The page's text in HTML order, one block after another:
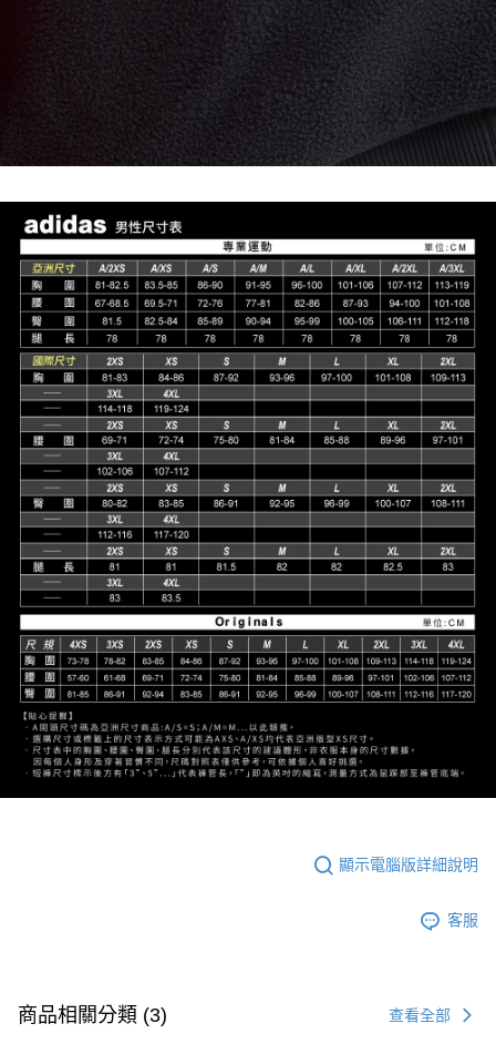
顯示電腦版詳細說明
客服
商品相關分類 (3) 查看全部